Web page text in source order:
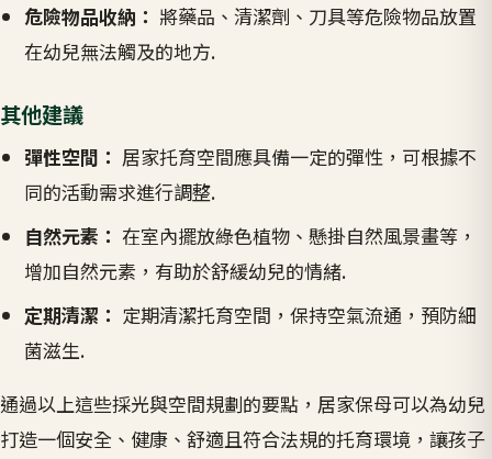
危險物品收納： 將藥品、清潔劑、刀具等危險物品放置
在幼兒無法觸及的地方.
其他建議
彈性空間： 居家托育空間應具備一定的彈性，可根據不
同的活動需求進行調整.
自然元素： 在室內擺放綠色植物、懸掛自然風景畫等，
增加自然元素，有助於舒緩幼兒的情緒.
定期清潔： 定期清潔托育空間，保持空氣流通，預防細
菌滋生.
通過以上這些採光與空間規劃的要點，居家保母可以為幼兒
打造一個安全、健康、舒適且符合法規的托育環境，讓孩子